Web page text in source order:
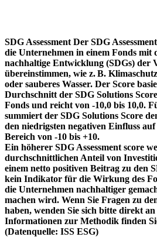
SDG Assessment Der SDG
die Unternehmen in einem Fonds mit
nachhaltige Entwicklung (SDGs) der
übereinstimmen, wie z. B.
oder sauberes Wasser. Der Score
Durchschnitt der SDG Solutions
Fonds und reicht von -10,0 bis 10,0.
summiert der SDG Solutions Score
den niedrigsten negativen Einfluss
Bereich von -10 bis +10.
Ein höherer SDG Assessment score
durchschnittlichen Anteil von
einem netto positiven Beitrag zu den
kein Indikator für die Wirkung des
die Unternehmen nachhaltiger
machen wird. Wenn Sie Fragen zu
haben, wenden Sie sich bitte direkt
Informationen zur Methodik finden
(Datenquelle: ISS ESG)